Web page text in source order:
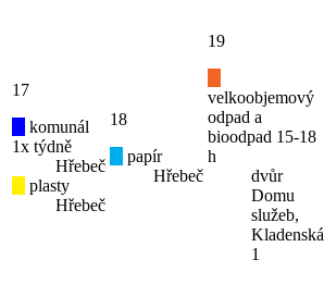
17
komunál
1x týdně
Hřebeč
plasty
Hřebeč
18
papír
Hřebeč
19
velkoobjemový
odpad a
bioodpad 15-18
h
dvůr
Domu
služeb,
Kladenská
1